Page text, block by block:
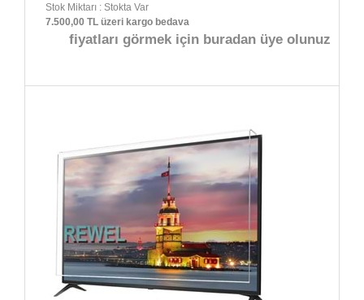
Stok Miktarı : Stokta Var
7.500,00 TL üzeri kargo bedava
fiyatları görmek için buradan üye olunuz